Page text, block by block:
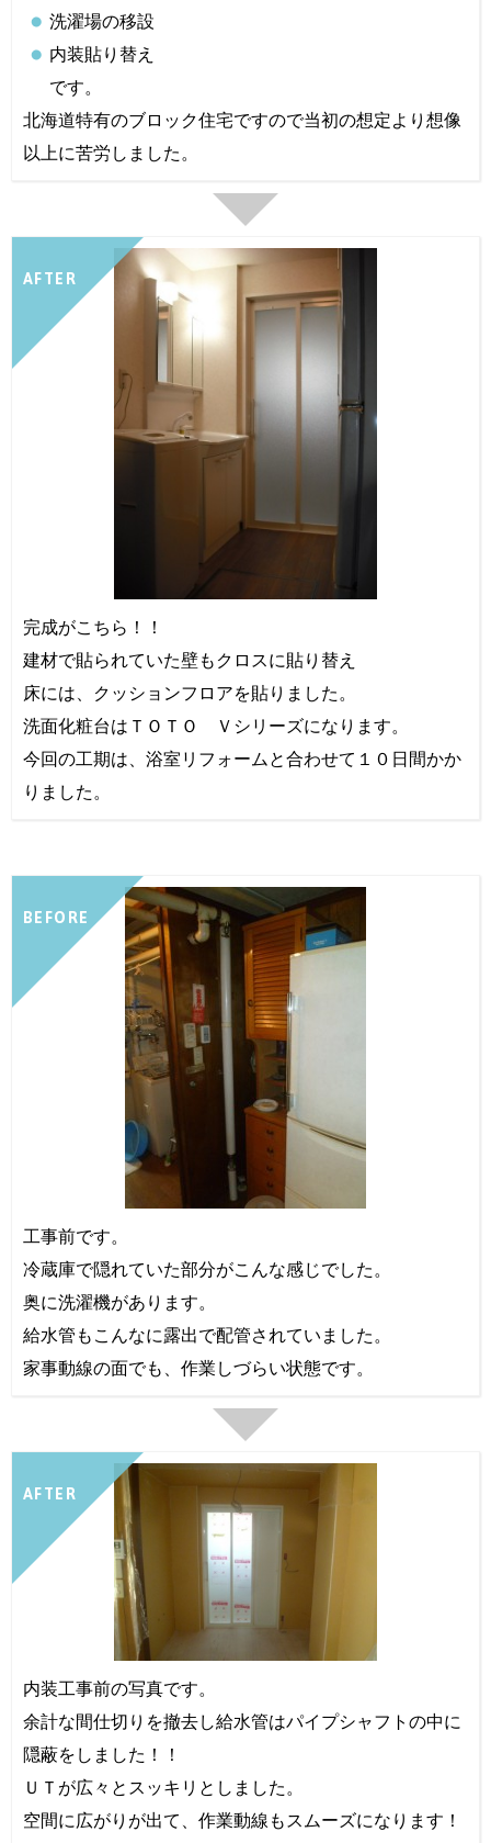
洗濯場の移設
内装貼り替え
です。
北海道特有のブロック住宅ですので当初の想定より想像
以上に苦労しました。
AFTER
完成がこちら！！
建材で貼られていた壁もクロスに貼り替え
床には、クッションフロアを貼りました。
洗面化粧台はＴＯＴＯ Ｖシリーズになります。
今回の工期は、浴室リフォームと合わせて１０日間かか
りました。
BEFORE
工事前です。
冷蔵庫で隠れていた部分がこんな感じでした。
奥に洗濯機があります。
給水管もこんなに露出で配管されていました。
家事動線の面でも、作業しづらい状態です。
AFTER
内装工事前の写真です。
余計な間仕切りを撤去し給水管はパイプシャフトの中に
隠蔽をしました！！
ＵＴが広々とスッキリとしました。
空間に広がりが出て、作業動線もスムーズになります！